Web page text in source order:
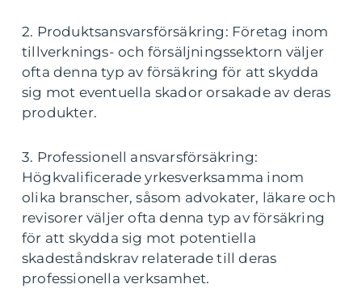
2. Produktsansvarsförsäkring: Företag inom
tillverknings- och försäljningssektorn väljer
ofta denna typ av försäkring för att skydda
sig mot eventuella skador orsakade av deras
produkter.
3. Professionell ansvarsförsäkring:
Högkvalificerade yrkesverksamma inom
olika branscher, såsom advokater, läkare och
revisorer väljer ofta denna typ av försäkring
för att skydda sig mot potentiella
skadeståndskrav relaterade till deras
professionella verksamhet.